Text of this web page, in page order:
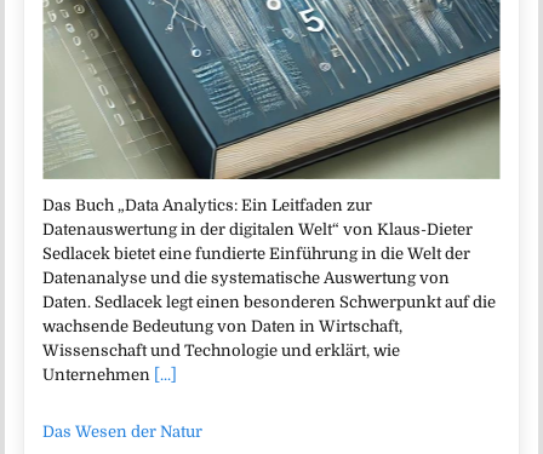
Das Buch „Data Analytics: Ein Leitfaden zur
Datenauswertung in der digitalen Welt“ von Klaus-Dieter
Sedlacek bietet eine fundierte Einführung in die Welt der
Datenanalyse und die systematische Auswertung von
Daten. Sedlacek legt einen besonderen Schwerpunkt auf die
wachsende Bedeutung von Daten in Wirtschaft,
Wissenschaft und Technologie und erklärt, wie
Unternehmen [...]
Das Wesen der Natur